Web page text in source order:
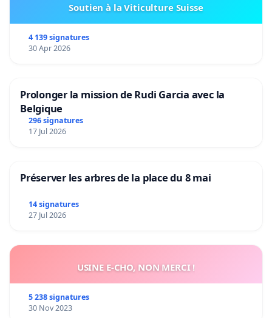
Soutien à la Viticulture Suisse
4 139 signatures
30 Apr 2026
Prolonger la mission de Rudi Garcia avec la
Belgique
296 signatures
17 Jul 2026
Préserver les arbres de la place du 8 mai
14 signatures
27 Jul 2026
USINE E-CHO, NON MERCI !
5 238 signatures
30 Nov 2023